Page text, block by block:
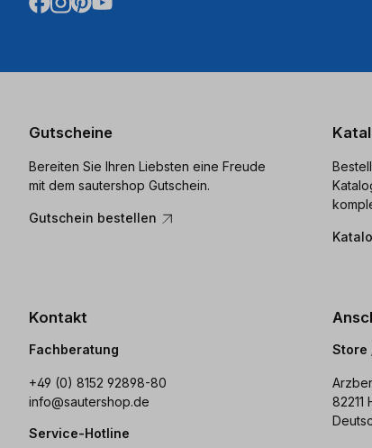
Gutscheine
Bereiten Sie Ihren Liebsten eine Freude
mit dem sautershop Gutschein.
Gutschein bestellen
Kontakt
Fachberatung
+49 (0) 8152 92898-80
info@sautershop.de
Service-Hotline
Store
82211